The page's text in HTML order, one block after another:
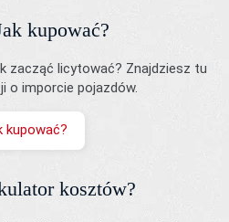
kupować?
zacząć licytować? Znajdziesz tu
o imporcie pojazdów.
kupować?
kosztów?